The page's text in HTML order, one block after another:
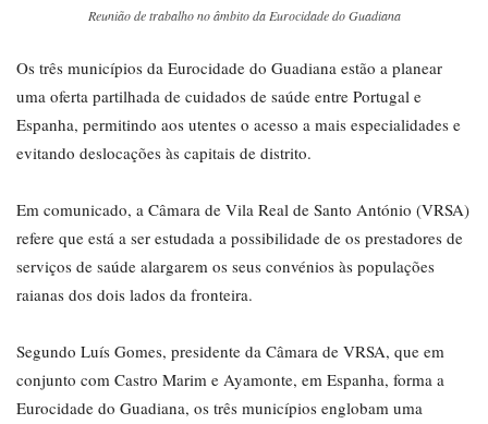
Reunião de trabalho no âmbito da Eurocidade do Guadiana
Os três municípios da Eurocidade do Guadiana estão a planear
uma oferta partilhada de cuidados de saúde entre Portugal e
Espanha, permitindo aos utentes o acesso a mais especialidades e
evitando deslocações às capitais de distrito.
Em comunicado, a Câmara de Vila Real de Santo António (VRSA)
refere que está a ser estudada a possibilidade de os prestadores de
serviços de saúde alargarem os seus convénios às populações
raianas dos dois lados da fronteira.
Segundo Luís Gomes, presidente da Câmara de VRSA, que em
conjunto com Castro Marim e Ayamonte, em Espanha, forma a
Eurocidade do Guadiana, os três municípios englobam uma